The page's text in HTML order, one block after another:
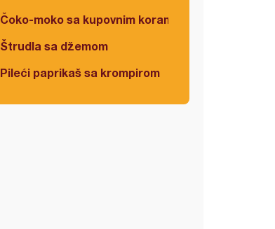
Čoko-moko sa kupovnim korama
Štrudla sa džemom
Pileći paprikaš sa krompirom